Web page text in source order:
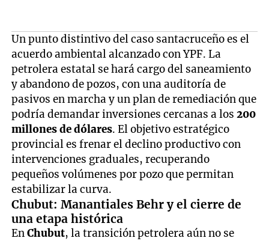
Un punto distintivo del caso santacruceño es el
acuerdo ambiental alcanzado con YPF. La
petrolera estatal se hará cargo del saneamiento
y abandono de pozos, con una auditoría de
pasivos en marcha y un plan de remediación que
podría demandar inversiones cercanas a los200
millones de dólares. El objetivo estratégico
provincial es frenar el declino productivo con
intervenciones graduales, recuperando
pequeños volúmenes por pozo que permitan
estabilizar la curva.
Chubut: Manantiales Behr y el cierre de
una etapa histórica
EnChubut, la transición petrolera aún no se